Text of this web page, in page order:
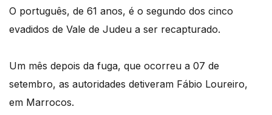
O português, de 61 anos, é o segundo dos cinco
evadidos de Vale de Judeu a ser recapturado.
Um mês depois da fuga, que ocorreu a 07 de
setembro, as autoridades detiveram Fábio Loureiro,
em Marrocos.